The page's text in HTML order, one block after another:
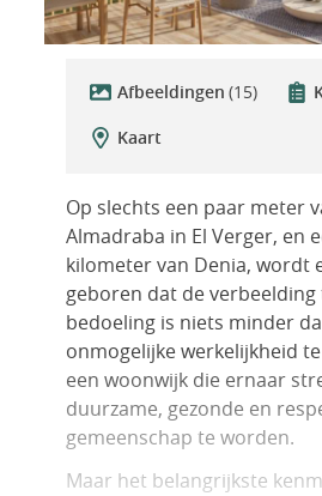
Afbeeldingen (15)
Kaart
Op slechts een paar meter
Almadraba in El Verger, en
kilometer van Denia, wordt
geboren dat de verbeelding
bedoeling is niets minder
onmogelijke werkelijkheid
een woonwijk die ernaar
duurzame, gezonde en
gemeenschap te worden.
Maar het belangrijkste